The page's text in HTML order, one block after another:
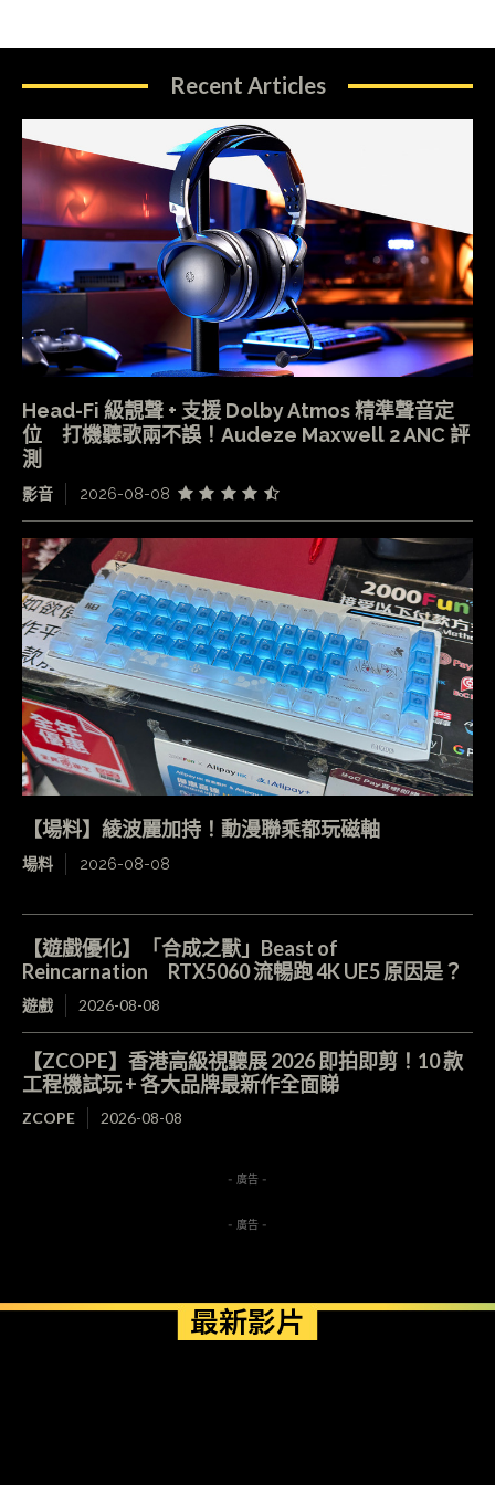
Recent Articles
Head-Fi 級靚聲 + 支援 Dolby Atmos 精準聲音定
位 打機聽歌兩不誤！Audeze Maxwell 2 ANC 評
測
影音 2026-08-08
【場料】綾波麗加持！動漫聯乘都玩磁軸
場料 2026-08-08
【遊戲優化】「合成之獸」Beast of
Reincarnation RTX5060 流暢跑 4K UE5 原因是？
遊戲 2026-08-08
【ZCOPE】香港高級視聽展 2026 即拍即剪！10 款
工程機試玩 + 各大品牌最新作全面睇
ZCOPE 2026-08-08
- 廣告 -
- 廣告 -
最新影片